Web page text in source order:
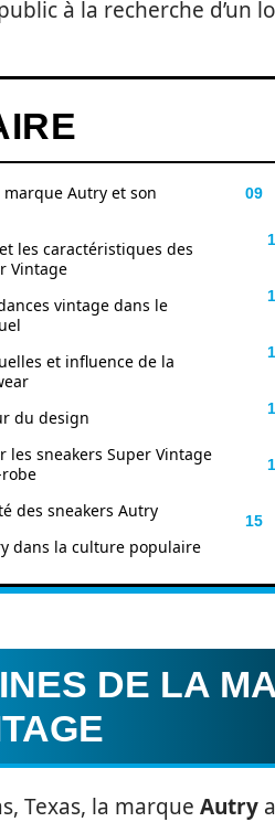
à la recherche d’un
Autry et son
les caractéristiques des
Vintage
vintage dans le
et influence de la
du design
les sneakers Super Vintage
des sneakers Autry
dans la culture populaire
DE LA
Texas, la marque Autry